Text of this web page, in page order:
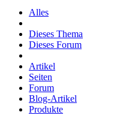
Alles
Dieses Thema
Dieses Forum
Artikel
Seiten
Forum
Blog-Artikel
Produkte